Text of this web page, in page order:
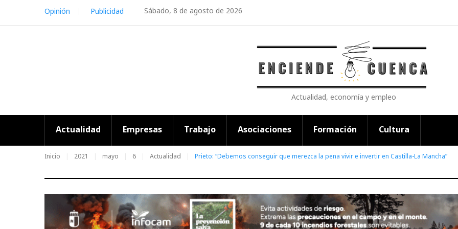
content
Sábado, 8 de agosto de 2026
Opinión Publicidad
Actualidad, economía y empleo
Actualidad Empresas Trabajo Asociaciones Formación Cultura
Inicio 2021 mayo 6 Actualidad Prieto: “Debemos conseguir que merezca la pena vivir e invertir en Castilla-La Mancha”